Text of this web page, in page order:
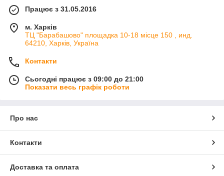
Працює з 31.05.2016
м. Харків
ТЦ "Барабашово" площадка 10-18 місце 150 , инд.
64210, Харків, Україна
Контакти
Сьогодні працює з 09:00 до 21:00
Показати весь графік роботи
Про нас
Контакти
Доставка та оплата